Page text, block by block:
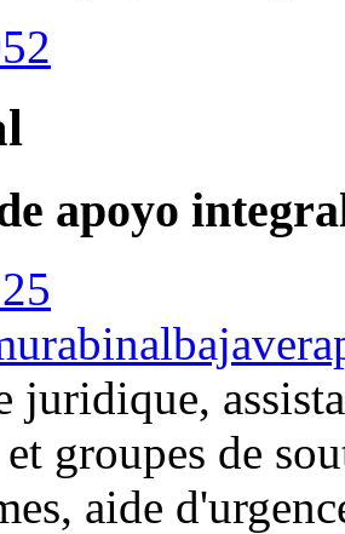
apoyo
juridique,
groupes de
aide